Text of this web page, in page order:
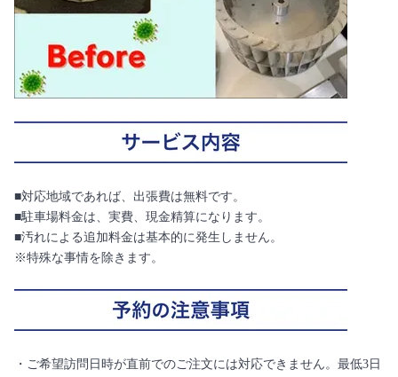
■対応地域であれば、出張費は無料です。
■駐車場料金は、実費、現金精算になります。
■汚れによる追加料金は基本的に発生しません。
※特殊な事情を除きます。
・ご希望訪問日時が直前でのご注文には対応できません。最低3日